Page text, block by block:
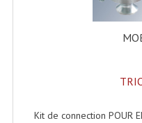
Enceintes
Kit de connection POUR